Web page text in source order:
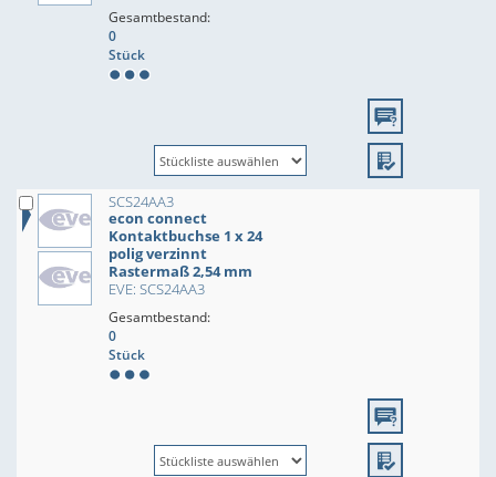
Gesamtbestand:
0
Stück
SCS24AA3
econ connect
Kontaktbuchse 1 x 24
polig verzinnt
Rastermaß 2,54 mm
EVE: SCS24AA3
Gesamtbestand:
0
Stück